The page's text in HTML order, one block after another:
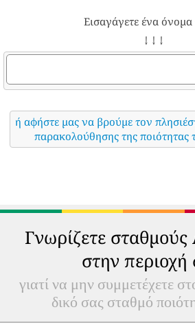
Εισαγάγετε ένα
↓ ↓ ↓
ή αφήστε μας να βρούμε τον
παρακολούθησης της ποιότητας
Γνωρίζετε
στην περιοχή
γιατί να μην συμμετέχετε
δικό σας σταθμό